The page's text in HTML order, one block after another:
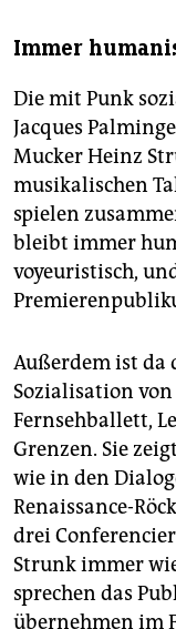
Immer
Die mit Punk
Jacques
Mucker Heinz
musikalischen
spielen
bleibt immer
voyeuristisch,
Außerdem ist da
Sozialisation
Fernsehballett,
Grenzen. Sie
wie in den
Renaissance-
drei
Strunk immer
sprechen das
übernehmen im